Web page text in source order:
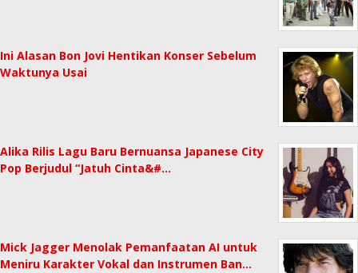
Ini Alasan Bon Jovi Hentikan Konser Sebelum
Waktunya Usai
Alika Rilis Lagu Baru Bernuansa Japanese City
Pop Berjudul “Jatuh Cinta&#…
Mick Jagger Menolak Pemanfaatan AI untuk
Meniru Karakter Vokal dan Instrumen Ban…